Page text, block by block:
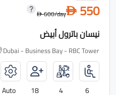
D 550
D600/day
نيسان باترول أبيض
Dubai - Business Bay - RBC Tower
6
4
18
Auto